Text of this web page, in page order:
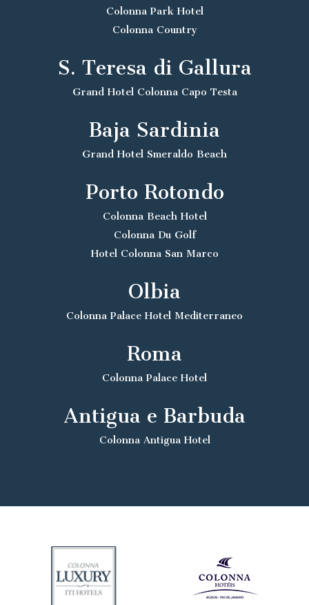
Colonna Park Hotel
Colonna Country
S. Teresa di Gallura
Grand Hotel Colonna Capo Testa
Baja Sardinia
Grand Hotel Smeraldo Beach
Porto Rotondo
Colonna Beach Hotel
Colonna Du Golf
Hotel Colonna San Marco
Olbia
Colonna Palace Hotel Mediterraneo
Roma
Colonna Palace Hotel
Antigua e Barbuda
Colonna Antigua Hotel